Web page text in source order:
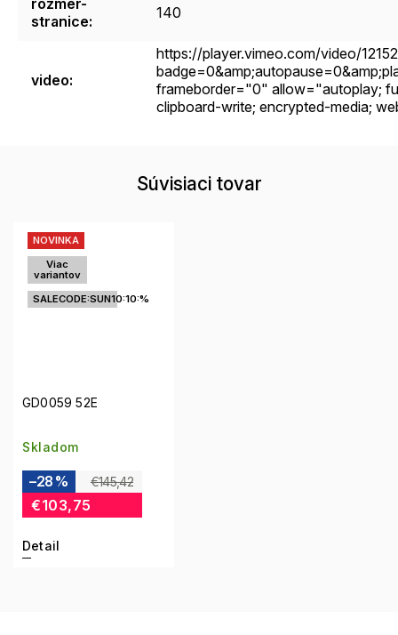
stranice: 140
video:
https://player.vimeo.com/video/
frameborder="0" allow="autoplay;
clipboard-write; encrypted-media;
Súvisiaci tovar
NOVINKA
Viac
variantov
SALECODE:SUN10:10:%
GD0059 52E
Skladom
€145,42
–28 %
€103,75
Detail